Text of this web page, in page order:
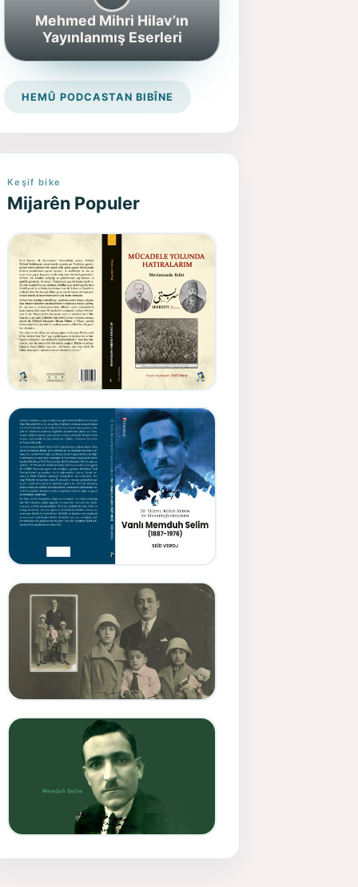
Mehmed Mihri Hilav’ın
Yayınlanmış Eserleri
HEMÛ PODCASTAN BIBÎNE
Keşif bike
Mijarên Populer
Gazeteci, Yazar, Hukukçu ve
Siyasetçi Kimliğiyle
Mevlanzade Rıfat - Seîd
Veroj
Memduh Selîmê Wanî (1887-
1876)
Mihemed Mîhrî Hîlav ji
afirênerên rewşenbîriya
Memduh Selim ve Xoybûn